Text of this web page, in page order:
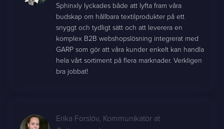
Sphinxly lyckades både att lyfta fram våra
budskap om hållbara textilprodukter på ett
snyggt och tydligt sätt och att leverera en
komplex B2B webshopslösning integrerat med
GARP som gör att våra kunder enkelt kan handla
hela vårt sortiment på flera marknader. Verkligen
bra jobbat!
Erika Forslöv, Kommunikatör at